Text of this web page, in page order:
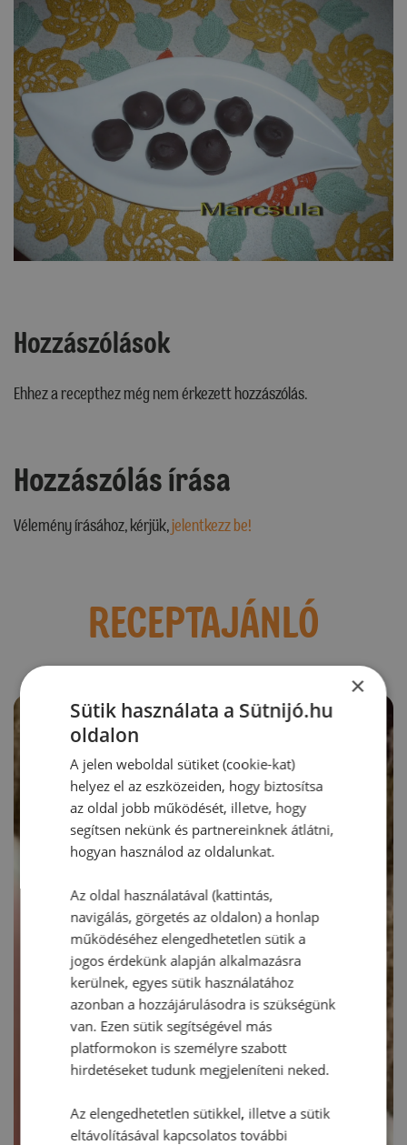
Hozzászólások
Ehhez a recepthez még nem érkezett hozzászólás.
Hozzászólás írása
Vélemény írásához, kérjük,jelentkezz be!
RECEPTAJÁNLÓ
×
Sütik használata a Sütnijó.hu
oldalon
A jelen weboldal sütiket (cookie-kat)
helyez el az eszközeiden, hogy biztosítsa
az oldal jobb működését, illetve, hogy
segítsen nekünk és partnereinknek átlátni,
hogyan használod az oldalunkat.
Az oldal használatával (kattintás,
navigálás, görgetés az oldalon) a honlap
működéséhez elengedhetetlen sütik a
jogos érdekünk alapján alkalmazásra
kerülnek, egyes sütik használatához
azonban a hozzájárulásodra is szükségünk
van. Ezen sütik segítségével más
platformokon is személyre szabott
hirdetéseket tudunk megjeleníteni neked.
Az elengedhetetlen sütikkel, illetve a sütik
eltávolításával kapcsolatos további